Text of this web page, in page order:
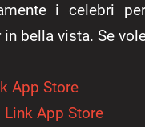
i celebri
bella vista. Se
App Store
Link App Store